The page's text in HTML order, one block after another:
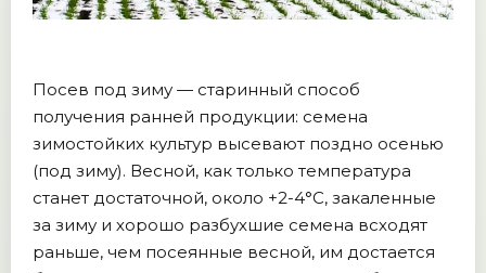
Посев под зиму — старинный способ
получения ранней продукции: семена
зимостойких культур высевают поздно осенью
(под зиму). Весной, как только температура
станет достаточной, около +2-4°C, закаленные
за зиму и хорошо разбухшие семена всходят
раньше, чем посеянные весной, им достается